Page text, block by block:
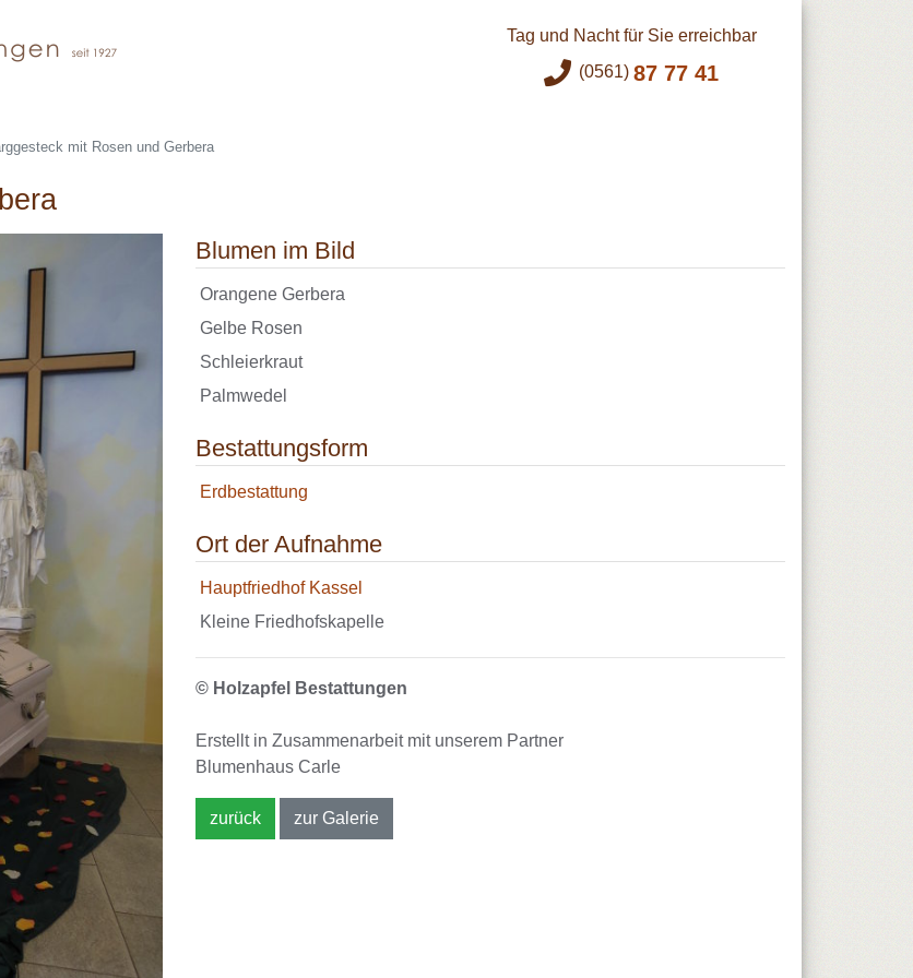
Tag und Nacht für Sie erreichbar
(0561) 87 77 41
mit Rosen und Gerbera
Blumen im Bild
Orangene Gerbera
Gelbe Rosen
Schleierkraut
Palmwedel
Bestattungsform
Erdbestattung
Ort der Aufnahme
Hauptfriedhof Kassel
Kleine Friedhofskapelle
© Holzapfel Bestattungen
Erstellt in Zusammenarbeit mit unserem Partner
Blumenhaus Carle
zurück zur Galerie